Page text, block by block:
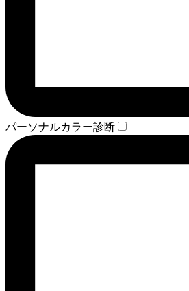
パーソナルカラー診断